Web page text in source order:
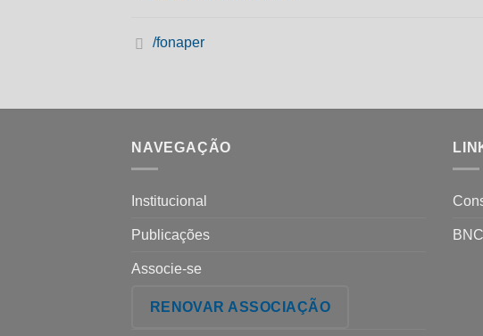
/fonaper
NAVEGAÇÃO
Institucional
Publicações
Associe-se
RENOVAR ASSOCIAÇÃO